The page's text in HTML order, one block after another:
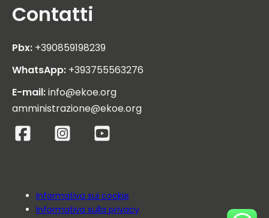
Contatti
Pbx: +390859198239
WhatsApp: +393755563276
E-mail:info@ekoe.org
amministrazione@ekoe.org
Informativa sui cookie
Informativa sulla privacy